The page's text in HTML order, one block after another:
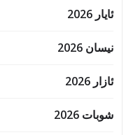
ئایار 2026
نیسان 2026
ئازار 2026
شوبات 2026